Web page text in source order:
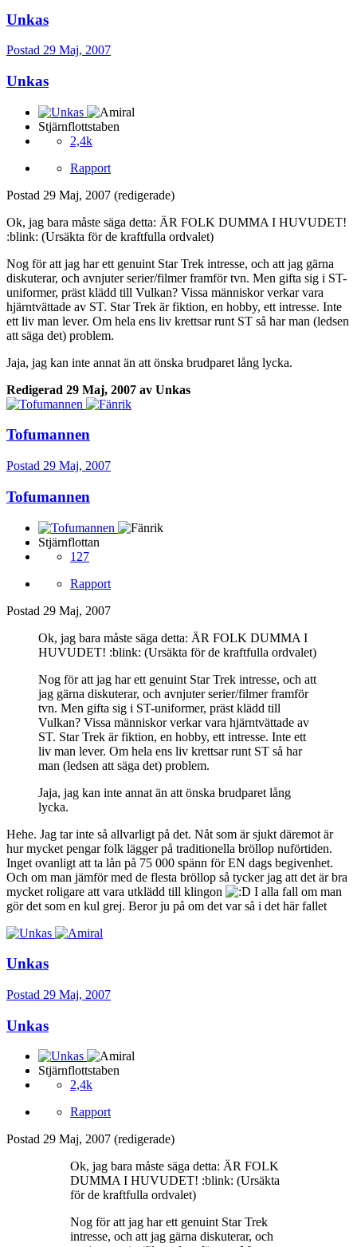
Unkas
Postad 29 Maj, 2007
Unkas
Stjärnflottstaben
2,4k
Rapport
Postad 29 Maj, 2007 (redigerade)
Ok, jag bara måste säga detta: ÄR FOLK DUMMA I HUVUDET!
:blink: (Ursäkta för de kraftfulla ordvalet)
Nog för att jag har ett genuint Star Trek intresse, och att jag gärna
diskuterar, och avnjuter serier/filmer framför tvn. Men gifta sig i ST-
uniformer, präst klädd till Vulkan? Vissa människor verkar vara
hjärntvättade av ST. Star Trek är fiktion, en hobby, ett intresse. Inte
ett liv man lever. Om hela ens liv krettsar runt ST så har man (ledsen
att säga det) problem.
Jaja, jag kan inte annat än att önska brudparet lång lycka.
Redigerad 29 Maj, 2007 av Unkas
Tofumannen
Postad 29 Maj, 2007
Tofumannen
Stjärnflottan
127
Rapport
Postad 29 Maj, 2007
Ok, jag bara måste säga detta: ÄR FOLK DUMMA I
HUVUDET! :blink: (Ursäkta för de kraftfulla ordvalet)
Nog för att jag har ett genuint Star Trek intresse, och att
jag gärna diskuterar, och avnjuter serier/filmer framför
tvn. Men gifta sig i ST-uniformer, präst klädd till
Vulkan? Vissa människor verkar vara hjärntvättade av
ST. Star Trek är fiktion, en hobby, ett intresse. Inte ett
liv man lever. Om hela ens liv krettsar runt ST så har
man (ledsen att säga det) problem.
Jaja, jag kan inte annat än att önska brudparet lång
lycka.
Hehe. Jag tar inte så allvarligt på det. Nåt som är sjukt däremot är
hur mycket pengar folk lägger på traditionella bröllop nuförtiden.
Inget ovanligt att ta lån på 75 000 spänn för EN dags begivenhet.
Och om man jämför med de flesta bröllop så tycker jag att det är bra
mycket roligare att vara utklädd till klingon
I alla fall om man
gör det som en kul grej. Beror ju på om det var så i det här fallet
Unkas
Postad 29 Maj, 2007
Unkas
Stjärnflottstaben
2,4k
Rapport
Postad 29 Maj, 2007 (redigerade)
Ok, jag bara måste säga detta: ÄR FOLK
DUMMA I HUVUDET! :blink: (Ursäkta
för de kraftfulla ordvalet)
Nog för att jag har ett genuint Star Trek
intresse, och att jag gärna diskuterar, och